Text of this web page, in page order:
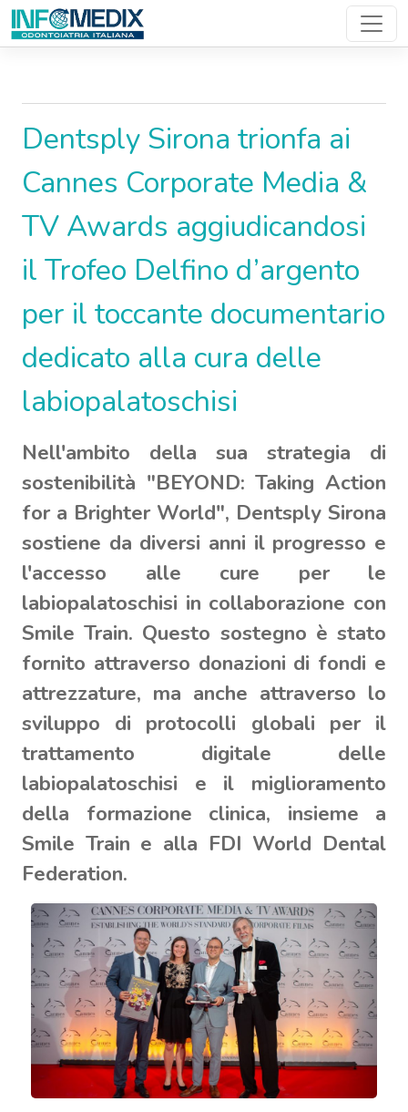
Dentsply Sirona trionfa ai
Cannes Corporate Media &
TV Awards aggiudicandosi
il Trofeo Delfino d’argento
per il toccante documentario
dedicato alla cura delle
labiopalatoschisi
Nell'ambito della sua strategia di
sostenibilità "BEYOND: Taking Action
for a Brighter World", Dentsply Sirona
sostiene da diversi anni il progresso e
l'accesso alle cure per le
labiopalatoschisi in collaborazione con
Smile Train. Questo sostegno è stato
fornito attraverso donazioni di fondi e
attrezzature, ma anche attraverso lo
sviluppo di protocolli globali per il
trattamento digitale delle
labiopalatoschisi e il miglioramento
della formazione clinica, insieme a
Smile Train e alla FDI World Dental
Federation.